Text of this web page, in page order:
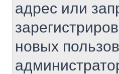
адрес или
новых